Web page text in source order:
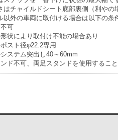
チャイルドシート底部裏側（利やの
外の車両に取付ける場合は以下の条
可
状により取付け不能の場合あり
スト径φ22.2専用
ステム突出し40～60mm
ド不可、両足スタンドを使用すること